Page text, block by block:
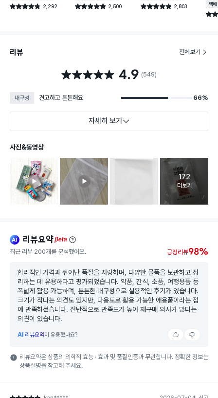
별점 4.8점 2,292
건 작성 별점 4.9점 2,500
건 작성 별점 4.9점 2,803
건 작성
택배
별점
리뷰 전체보기
별점 4.9점 4.9 (549)
내구성 견고하고 튼튼해요 66%
자세히 보기
사진&동영상
고객 리뷰
172
더보기
ai 리뷰요약beta
최근 리뷰 200개를 분석했어요. 긍정리뷰98%
합리적인 가격과 뛰어난 품질을 자랑하며, 다양한 물품을 보관하고 정
리하는 데 유용하다고 평가되었습니다. 약품, 간식, 소품, 여행용품 등
폭넓게 활용 가능하며, 튼튼한 내구성으로 실용적인 후기가 있습니다.
크기가 작다는 의견도 있지만, 다용도로 활용 가능한 애용품이라는 점
에 만족하셨습니다. 전반적으로 만족도가 높아 재구매 의사가 많다는
의견이 있습니다.
AI 리뷰요약이 유용했나요?
리뷰요약은 상품의 의학적 효능 · 효과 및 품질인증과 무관합니다. 정확한 정보는
상품설명을 참고해 주세요.